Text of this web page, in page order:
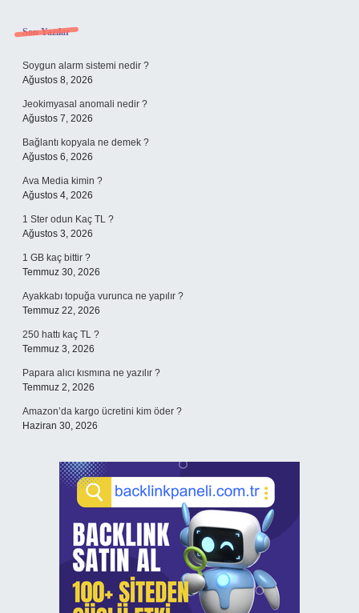
Sidebar
Son Yazılar
Soygun alarm sistemi nedir ?
Ağustos 8, 2026
Jeokimyasal anomali nedir ?
Ağustos 7, 2026
Bağlantı kopyala ne demek ?
Ağustos 6, 2026
Ava Media kimin ?
Ağustos 4, 2026
1 Ster odun Kaç TL ?
Ağustos 3, 2026
1 GB kaç bittir ?
Temmuz 30, 2026
Ayakkabı topuğa vurunca ne yapılır ?
Temmuz 22, 2026
250 hattı kaç TL ?
Temmuz 3, 2026
Papara alıcı kısmına ne yazılır ?
Temmuz 2, 2026
Amazon’da kargo ücretini kim öder ?
Haziran 30, 2026